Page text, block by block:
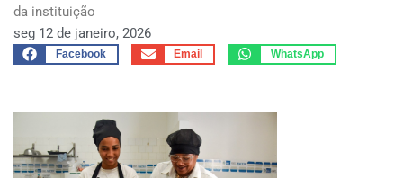
da instituição
seg 12 de janeiro, 2026
Facebook Email WhatsApp